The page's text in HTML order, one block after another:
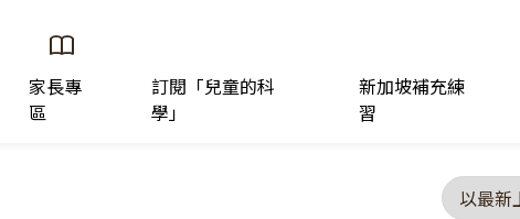
家長專
區
訂閱「兒童的科
學」
新加坡補充練
習